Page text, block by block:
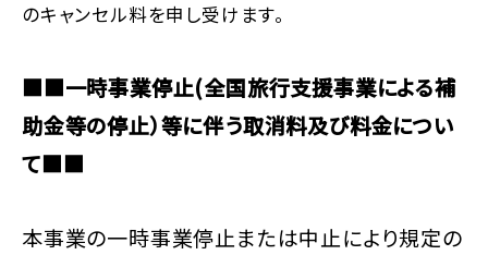
のキャンセル料を申し受けます。
■■一時事業停止(全国旅行支援事業による補
助金等の停止）等に伴う取消料及び料金につい
て■■
本事業の一時事業停止または中止により規定の